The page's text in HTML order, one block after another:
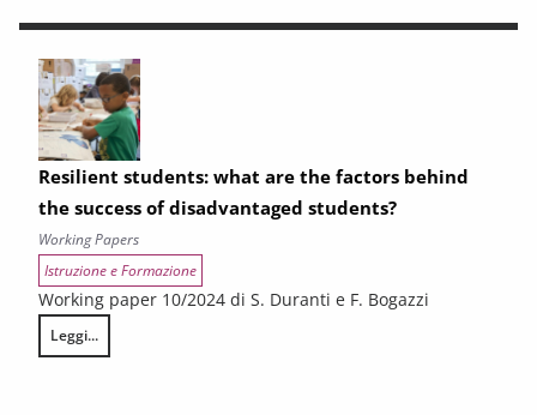
Resilient students: what are the factors behind
the success of disadvantaged students?
Working Papers
Istruzione e Formazione
Working paper 10/2024 di S. Duranti e F. Bogazzi
Leggi...
Resilient students: what are the factors behind the success of